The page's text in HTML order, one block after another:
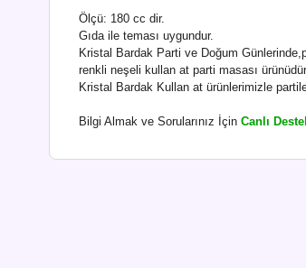
Ölçü: 180 cc dir.
Gıda ile teması uygundur.
Kristal Bardak Parti ve Doğum
renkli neşeli kullan at parti masası
Kristal Bardak Kullan at ürünlerimizle
Bilgi Almak ve Sorularınız İçin Canlı